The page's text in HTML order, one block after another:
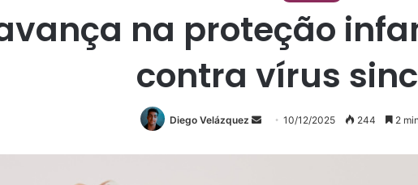
na proteção
contra vírus
Diego Velázquez
Mande10/12/2025 244 2